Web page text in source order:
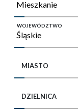
WOJEWÓDZTWO
MIASTO
DZIELNICA